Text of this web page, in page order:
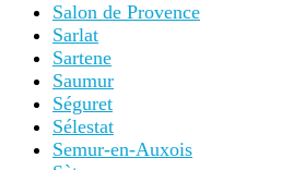
Salon de Provence
Sarlat
Sartene
Saumur
Séguret
Sélestat
Semur-en-Auxois